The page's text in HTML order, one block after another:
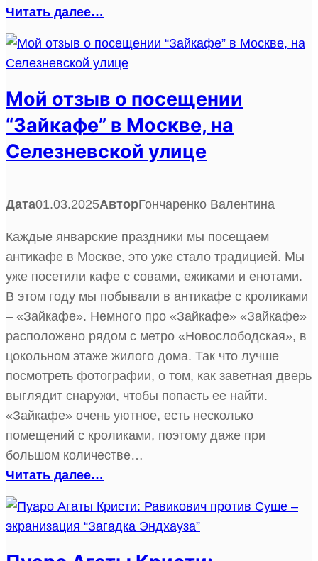
Читать далее…
Мой отзыв о посещении
“Зайкафе” в Москве, на
Селезневской улице
Дата01.03.2025АвторГончаренко Валентина
Каждые январские праздники мы посещаем
антикафе в Москве, это уже стало традицией. Мы
уже посетили кафе с совами, ежиками и енотами.
В этом году мы побывали в антикафе с кроликами
– «Зайкафе». Немного про «Зайкафе» «Зайкафе»
расположено рядом с метро «Новослободская», в
цокольном этаже жилого дома. Так что лучше
посмотреть фотографии, о том, как заветная дверь
выглядит снаружи, чтобы попасть ее найти.
«Зайкафе» очень уютное, есть несколько
помещений с кроликами, поэтому даже при
большом количестве…
Читать далее…